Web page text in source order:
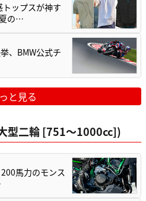
トップスが神す
の…
、BMW公式チ
と見る
型二輪 [751〜1000cc])
馬力のモンス